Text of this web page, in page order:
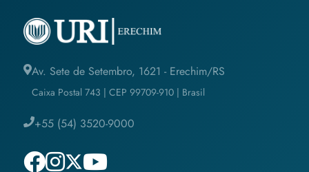
Av. Sete de Setembro, 1621 - Erechim/RS
Caixa Postal 743 | CEP 99709-910 | Brasil
+55 (54) 3520-9000